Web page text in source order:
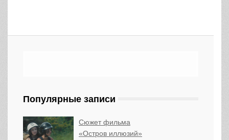
Популярные записи
Сюжет фильма
«Остров иллюзий»